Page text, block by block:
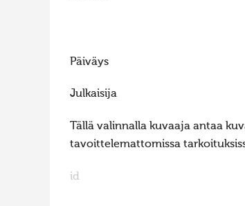
Päiväys
Julkaisija
Tällä valinnalla kuvaaja antaa
tavoittelemattomissa
id